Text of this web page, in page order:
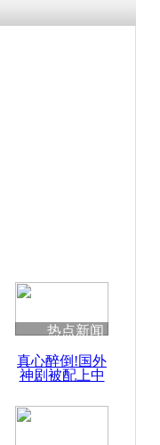
热点新闻
真心醉倒!国外
神剧被配上中